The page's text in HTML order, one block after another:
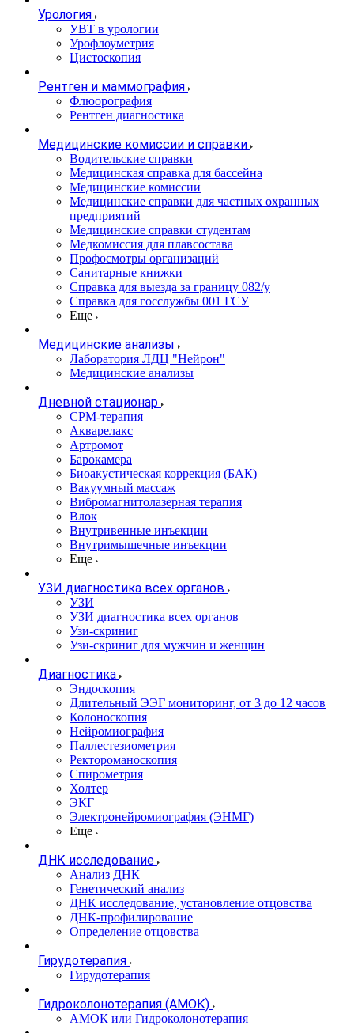
Урология
УВТ в урологии
Урофлоуметрия
Цистоскопия
Рентген и маммография
Флюорография
Рентген диагностика
Медицинские комиссии и справки
Водительские справки
Медицинская справка для бассейна
Медицинские комиссии
Медицинские справки для частных охранных
предприятий
Медицинские справки студентам
Медкомиссия для плавсостава
Профосмотры организаций
Санитарные книжки
Справка для выезда за границу 082/у
Справка для госслужбы 001 ГСУ
Еще
Медицинские анализы
Лаборатория ЛДЦ "Нейрон"
Медицинские анализы
Дневной стационар
CPM-терапия
Акварелакс
Артромот
Барокамера
Биоакустическая коррекция (БАК)
Вакуумный массаж
Вибромагнитолазерная терапия
Влок
Внутривенные инъекции
Внутримышечные инъекции
Еще
УЗИ диагностика всех органов
УЗИ
УЗИ диагностика всех органов
Узи-скриниг
Узи-скриниг для мужчин и женщин
Диагностика
Эндоскопия
Длительный ЭЭГ мониторинг, от 3 до 12 часов
Колоноскопия
Нейромиография
Паллестезиометрия
Ректороманоскопия
Спирометрия
Холтер
ЭКГ
Электронейромиография (ЭНМГ)
Еще
ДНК исследование
Анализ ДНК
Генетический анализ
ДНК исследование, установление отцовства
ДНК-профилирование
Определение отцовства
Гирудотерапия
Гирудотерапия
Гидроколонотерапия (АМОК)
АМОК или Гидроколонотерапия